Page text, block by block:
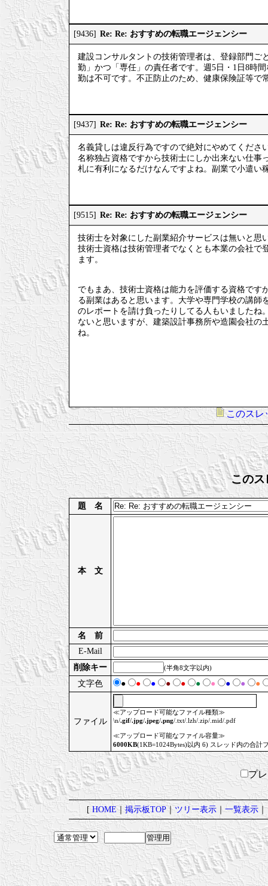
[9436] Re: Re: おすすめの転職エージェンシー
建設コンサルタントの技術管理者は、登録部門ご
勤」かつ「専任」の責任者です。週5日・1日8時
勤は不可です。不正防止のため、健康保険証等で
[9437] Re: Re: おすすめの転職エージェンシー
名義貸しは違反行為ですので絶対にやめてくださ
名称独占資格ですから技術士にしか出来ない仕事
札に有利になるだけなんですよね。副業で小遣い
[9515] Re: Re: おすすめの転職エージェンシー
技術士を対象にした副業紹介サービスは無いと思
技術士資格は技術管理者でなくとも本業の会社で
ます。
でもまあ、技術士資格は能力を評価する資格で
る副業はあると思います。大学や専門学校の講
のレポートを請け負ったりしてる人もいましたね
ないと思いますが、建築設計事務所や造園会社
ね。
このスレ
このス
題 名
本 文
名 前
E-Mail
削除キー
(半角8文字以内)
文字色 ● ● ● ● ● ● ● ● ● ●
ファイル
≪アップロード可能なファイル種類≫
\n/.gif/.jpg/.jpeg/.png/.txt/.lzh/.zip/.mid/.pdf
≪アップロード可能なファイル容量≫
6000KB(1KB=1024Bytes)以内 6) スレッド内の合計
プ
[HOME｜掲示板TOP｜ツリー表示｜一覧表示｜